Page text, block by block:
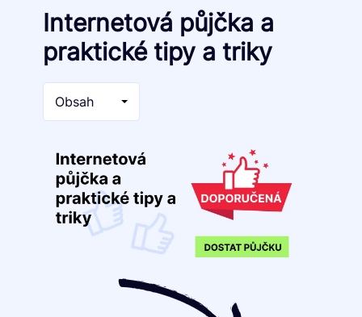
Internetová půjčka a
praktické tipy a triky
Obsah